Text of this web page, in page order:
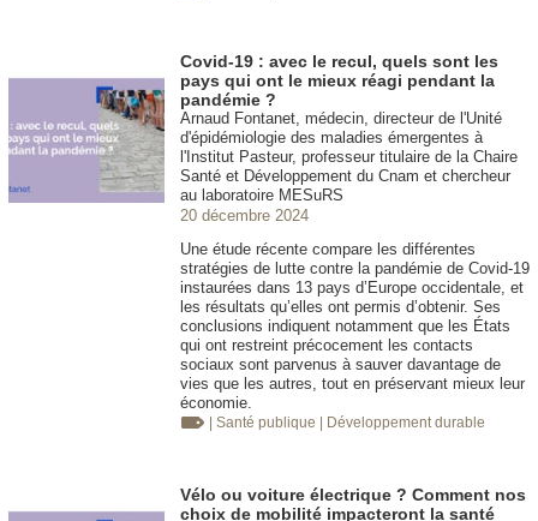
Covid-19 : avec le recul, quels sont les
pays qui ont le mieux réagi pendant la
pandémie ?
Arnaud Fontanet, médecin, directeur de l'Unité
d'épidémiologie des maladies émergentes à
l'Institut Pasteur, professeur titulaire de la Chaire
Santé et Développement du Cnam et chercheur
au laboratoire MESuRS
20 décembre 2024
Une étude récente compare les différentes
stratégies de lutte contre la pandémie de Covid-19
instaurées dans 13 pays d’Europe occidentale, et
les résultats qu’elles ont permis d’obtenir. Ses
conclusions indiquent notamment que les États
qui ont restreint précocement les contacts
sociaux sont parvenus à sauver davantage de
vies que les autres, tout en préservant mieux leur
économie.
| Santé publique | Développement durable
Vélo ou voiture électrique ? Comment nos
choix de mobilité impacteront la santé